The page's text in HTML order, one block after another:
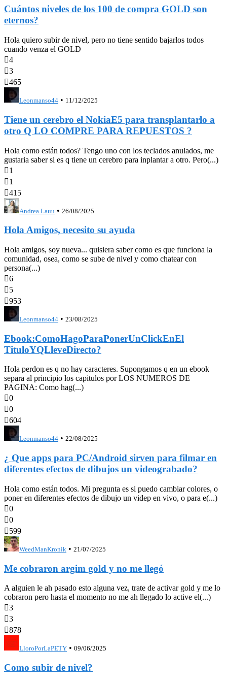
Cuántos niveles de los 100 de compra GOLD son
eternos?
Hola quiero subir de nivel, pero no tiene sentido bajarlos todos
cuando venza el GOLD
4
3
465
Leonmanso44 • 11/12/2025
Tiene un cerebro el NokiaE5 para transplantarlo a
otro Q LO COMPRE PARA REPUESTOS ?
Hola como están todos? Tengo uno con los teclados anulados, me
gustaria saber si es q tiene un cerebro para inplantar a otro. Pero(...)
1
1
415
Andrea Lauu • 26/08/2025
Hola Amigos, necesito su ayuda
Hola amigos, soy nueva... quisiera saber como es que funciona la
comunidad, osea, como se sube de nivel y como chatear con
persona(...)
6
5
953
Leonmanso44 • 23/08/2025
Ebook:ComoHagoParaPonerUnClickEnEl
TituloYQLleveDirecto?
Hola perdon es q no hay caracteres. Supongamos q en un ebook
separa al principio los capitulos por LOS NUMEROS DE
PAGINA: Como hag(...)
0
0
604
Leonmanso44 • 22/08/2025
¿ Que apps para PC/Android sirven para filmar en
diferentes efectos de dibujos un videograbado?
Hola como están todos. Mi pregunta es si puedo cambiar colores, o
poner en diferentes efectos de dibujo un videp en vivo, o para e(...)
0
0
599
WeedManKronik • 21/07/2025
Me cobraron argim gold y no me llegó
A alguien le ah pasado esto alguna vez, trate de activar gold y me lo
cobraron pero hasta el momento no me ah llegado lo active el(...)
3
3
878
LloroPorLaPETY • 09/06/2025
Como subir de nivel?